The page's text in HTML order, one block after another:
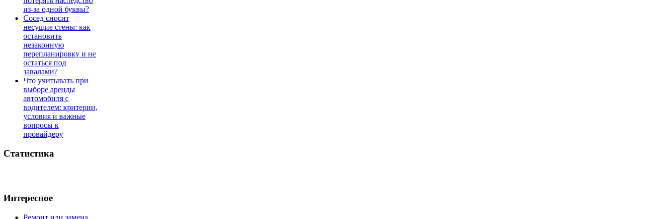
из-за одной буквы?
Сосед сносит
несущие стены: как
остановить
незаконную
перепланировку и не
остаться под
завалами?
Что учитывать при
выборе аренды
автомобиля с
водителем: критерии,
условия и важные
вопросы к
провайдеру
Статистика
Интересное